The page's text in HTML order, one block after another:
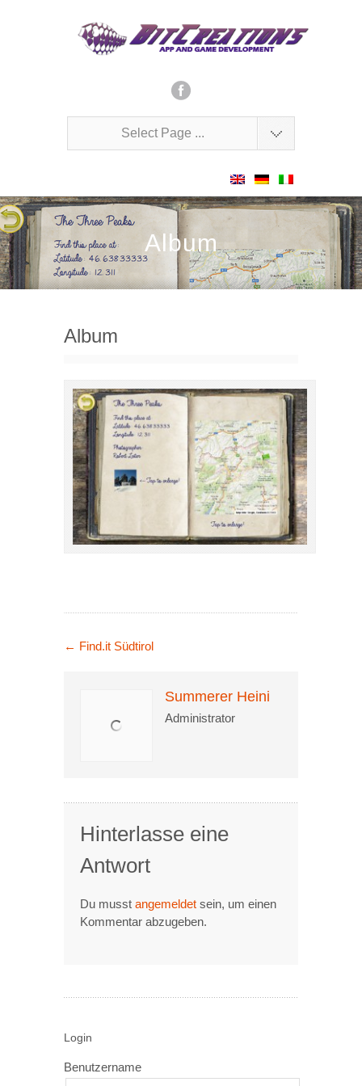
Select Page ...
Album
Album
← Find.it Südtirol
Summerer Heini
Administrator
Hinterlasse eine
Antwort
Du musst angemeldet sein, um einen
Kommentar abzugeben.
Login
Benutzername